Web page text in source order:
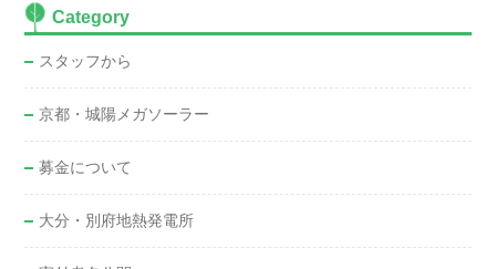
Category
スタッフから
京都・城陽メガソーラー
募金について
大分・別府地熱発電所